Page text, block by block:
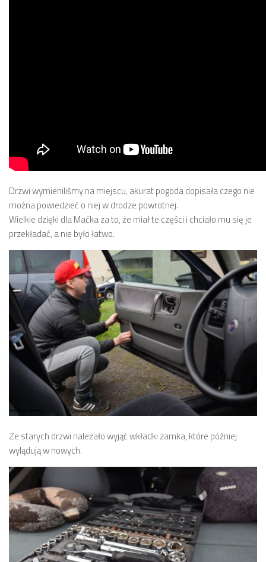
Drzwi wymieniliśmy na miejscu, akurat pogoda dopisała czego nie
można powiedzieć o niej w drodze powrotnej.
Wielkie dzięki dla Maćka za to, że miał te części i chciało mu się je
przekładać, a nie było łatwo.
Ze starych drzwi należało wyjąć wkładki zamka, które później
wylądują w nowych.